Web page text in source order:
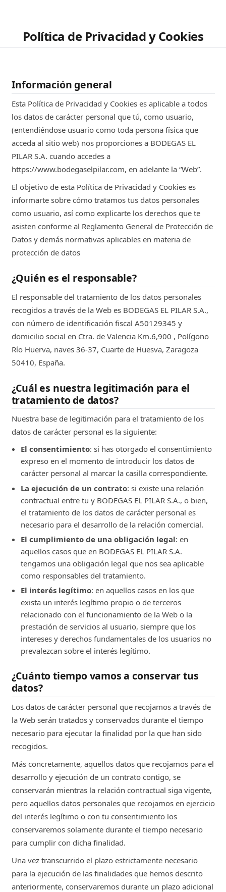
Política de Privacidad y Cookies
Información general
Esta Política de Privacidad y Cookies es aplicable a todos
los datos de carácter personal que tú, como usuario,
(entendiéndose usuario como toda persona física que
acceda al sitio web) nos proporciones a BODEGAS EL
PILAR S.A. cuando accedes a
https://www.bodegaselpilar.com, en adelante la “Web”.
El objetivo de esta Política de Privacidad y Cookies es
informarte sobre cómo tratamos tus datos personales
como usuario, así como explicarte los derechos que te
asisten conforme al Reglamento General de Protección de
Datos y demás normativas aplicables en materia de
protección de datos
¿Quién es el responsable?
El responsable del tratamiento de los datos personales
recogidos a través de la Web es BODEGAS EL PILAR S.A.,
con número de identificación fiscal A50129345 y
domicilio social en Ctra. de Valencia Km.6,900 , Polígono
Río Huerva, naves 36-37, Cuarte de Huesva, Zaragoza
50410, España.
¿Cuál es nuestra legitimación para el
tratamiento de datos?
Nuestra base de legitimación para el tratamiento de los
datos de carácter personal es la siguiente:
El consentimiento: si has otorgado el consentimiento
expreso en el momento de introducir los datos de
carácter personal al marcar la casilla correspondiente.
La ejecución de un contrato: si existe una relación
contractual entre tu y BODEGAS EL PILAR S.A., o bien,
el tratamiento de los datos de carácter personal es
necesario para el desarrollo de la relación comercial.
El cumplimiento de una obligación legal: en
aquellos casos que en BODEGAS EL PILAR S.A.
tengamos una obligación legal que nos sea aplicable
como responsables del tratamiento.
El interés legítimo: en aquellos casos en los que
exista un interés legítimo propio o de terceros
relacionado con el funcionamiento de la Web o la
prestación de servicios al usuario, siempre que los
intereses y derechos fundamentales de los usuarios no
prevalezcan sobre el interés legítimo.
¿Cuánto tiempo vamos a conservar tus
datos?
Los datos de carácter personal que recojamos a través de
la Web serán tratados y conservados durante el tiempo
necesario para ejecutar la finalidad por la que han sido
recogidos.
Más concretamente, aquellos datos que recojamos para el
desarrollo y ejecución de un contrato contigo, se
conservarán mientras la relación contractual siga vigente,
pero aquellos datos personales que recojamos en ejercicio
del interés legítimo o con tu consentimiento los
conservaremos solamente durante el tiempo necesario
para cumplir con dicha finalidad.
Una vez transcurrido el plazo estrictamente necesario
para la ejecución de las finalidades que hemos descrito
anteriormente, conservaremos durante un plazo adicional